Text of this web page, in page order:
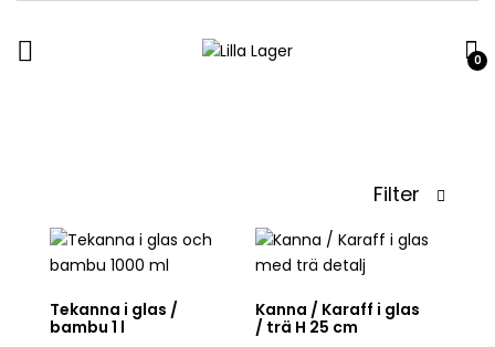
0
Filter
Tekanna i glas /
bambu 1 l
Kanna / Karaff i glas
/ trä H 25 cm